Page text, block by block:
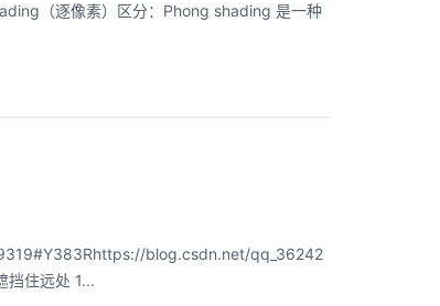
（逐像素）区分：Phong shading 是一种
blog.csdn.net/qq_36242
住远处 1...